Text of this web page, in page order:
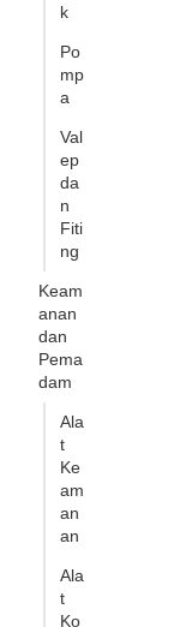
k
Po
mp
a
Val
ep
da
n
Fiti
ng
Keam
anan
dan
Pema
dam
Ala
t
Ke
am
an
an
Ala
t
Ko